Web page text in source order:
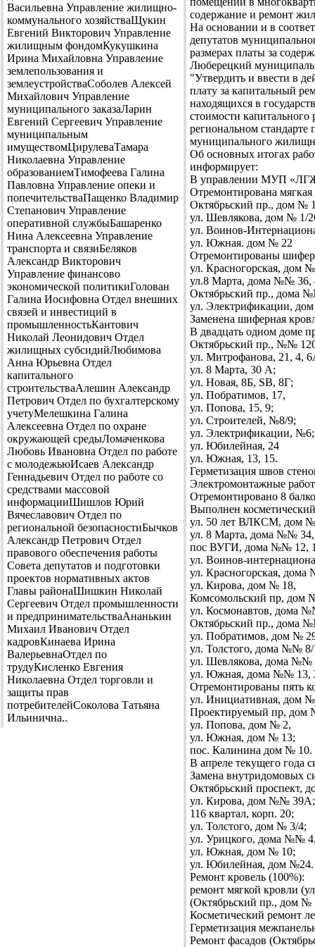
содержание и ремонт
На основании и в
депутатов
размерах платы за
Люберецкий
"Утвердить и ввести в
плату за капитальный
находящихся в
стоимости
региональном стандарте
муниципального
Об основных итогах
информирует:
В управлении МУП
Отремонтирована
Октябрьский пр., дом №
ул. Шевлякова, дом № 1/
ул. Воинов-
ул. Южная. дом № 22
Отремонтированы
ул. Красногорская, дом
ул.8 Марта, дома №№ 36,
Октябрьский пр., дома
ул. Электрификации,
Заменена шиферная
В двадцать одном доме
Октябрьский пр., №№
ул. Митрофанова, 21, 4,
ул. 8 Марта, 30 А;
ул. Новая, 8Б, SB, 8Г;
ул. Побратимов, 17,
ул. Попова, 15, 9;
ул. Строителей, №8/9;
ул. Электрификации, №6;
ул. Юбилейная, 24
ул. Южная, 13, 15.
Герметизация швов
Электромонтажные
Отремонтировано 8
Выполнен
ул. 50 лет ВЛКСМ, дом
ул. 8 Марта, дома №№ 34,
пос ВУГИ, дома №№ 12,
ул. Воинов-
ул. Красногорская,
ул. Кирова, дом № 18,
Комсомольский пр, дом
ул. Космонавтов, дома
Октябрьский пр., дома
ул. Побратимов, дом №
ул. Толстого, дома №№ 8/
ул. Шевлякова, дома №№
ул. Южная, дома №№ 13,
Отремонтированы пять
ул. Инициативная, дом
Проектируемый пр, дом
ул. Попова, дом № 2,
ул. Южная, дом № 13;
пос. Калинина дом № 10.
В апреле текущего
Замена внутридомовых
Октябрьский проспект,
ул. Кирова, дом №№ 39А;
116 квартал, корп. 20;
ул. Толстого, дом № 3/4;
ул. Урицкого, дома №№
ул. Южная, дом № 10;
ул. Юбилейная, дом №24.
Ремонт кровель (100%):
ремонт мягкой кровли
(Октябрьский пр., дом №
Косметический ремонт
Герметизация
Ремонт фасадов
Васильевна Управление жилищно-
коммунального хозяйстваЩукин
Евгений Викторович Управление
жилищным фондомКукушкина
Ирина Михайловна Управление
землепользования и
землеустройстваСоболев Алексей
Михайлович Управление
муниципального заказаЛарин
Евгений Сергеевич Управление
муниципальным
имуществомЦирулеваТамара
Николаевна Управление
образованиемТимофеева Галина
Павловна Управление опеки и
попечительстваПащенко Владимир
Степанович Управление
оперативной службыБашаренко
Нина Алексеевна Управление
транспорта и связиБеляков
Александр Викторович
Управление финансово
экономической политикиГолован
Галина Иосифовна Отдел внешних
связей и инвестиций в
промышленностьКантович
Николай Леонидович Отдел
жилищных субсидийЛюбимова
Анна Юрьевна Отдел
капитального
строительстваАлешин Александр
Петрович Отдел по бухгалтерскому
учетуМелешкина Галина
Алексеевна Отдел по охране
окружающей средыЛомаченкова
Любовь Ивановна Отдел по работе
с молодежьюИсаев Александр
Геннадьевич Отдел по работе со
средствами массовой
информацииШишлов Юрий
Вячеславович Отдел по
региональной безопасностиБычков
Александр Петрович Отдел
правового обеспечения работы
Совета депутатов и подготовки
проектов нормативных актов
Главы районаШишкин Николай
Сергеевич Отдел промышленности
и предпринимательстваАнанькин
Михаил Иванович Отдел
кадровКинаева Ирина
ВалерьевнаОтдел по
трудуКисленко Евгения
Николаевна Отдел торговли и
защиты прав
потребителейСоколова Татьяна
Ильинична..